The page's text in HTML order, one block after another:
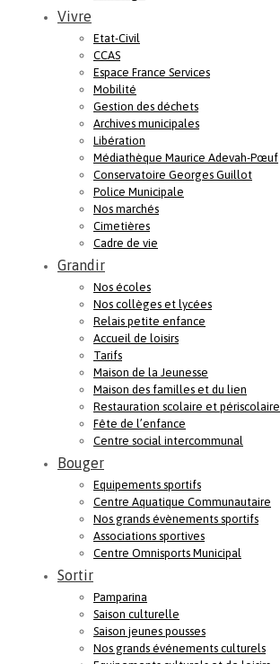
Vivre
Etat-Civil
CCAS
Espace France Services
Mobilité
Gestion des déchets
Archives municipales
Libération
Médiathèque Maurice Adevah-Pœuf
Conservatoire Georges Guillot
Police Municipale
Nos marchés
Cimetières
Cadre de vie
Grandir
Nos écoles
Nos collèges et lycées
Relais petite enfance
Accueil de loisirs
Tarifs
Maison de la Jeunesse
Maison des familles et du lien
Restauration scolaire et périscolaire
Fête de l’enfance
Centre social intercommunal
Bouger
Equipements sportifs
Centre Aquatique Communautaire
Nos grands évènements sportifs
Associations sportives
Centre Omnisports Municipal
Sortir
Pamparina
Saison culturelle
Saison jeunes pousses
Nos grands événements culturels